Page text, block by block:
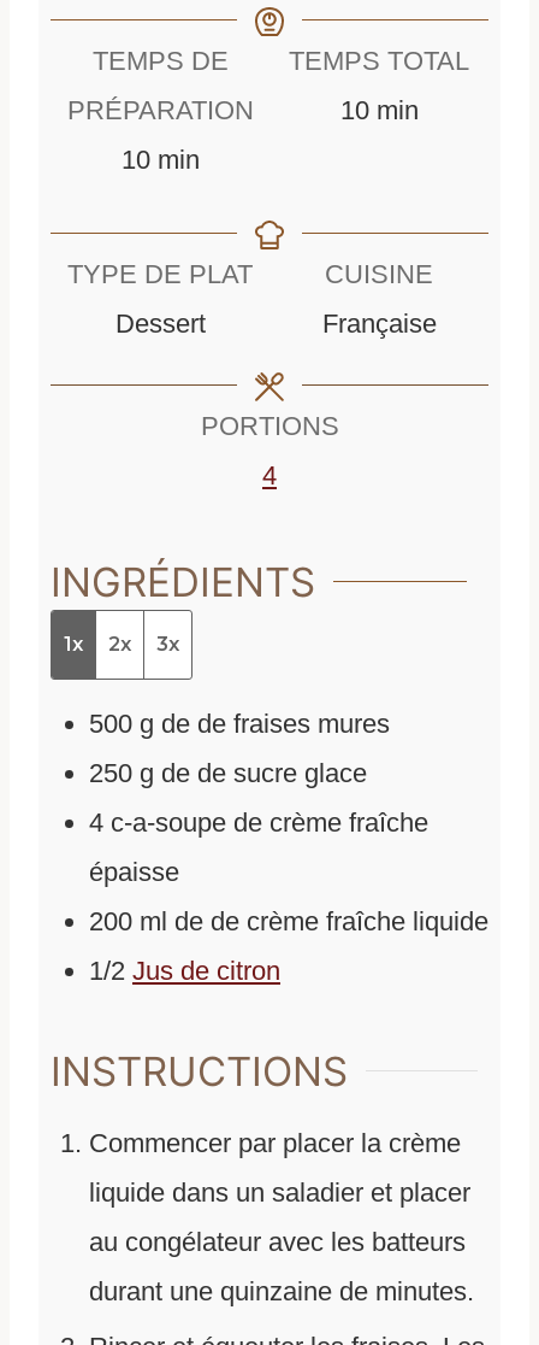
TEMPS DE
PRÉPARATION
10mmin
TEMPS TOTAL
10mmin
TYPE DE PLAT
Dessert
CUISINE
Française
PORTIONS
4
INGRÉDIENTS
1x 2x 3x
500 g de de fraises mures
250 g de de sucre glace
4 c-a-soupe de crème fraîche
épaisse
200 ml de de crème fraîche liquide
1/2 Jus de citron
INSTRUCTIONS
Commencer par placer la crème
liquide dans un saladier et placer
au congélateur avec les batteurs
durant une quinzaine de minutes.